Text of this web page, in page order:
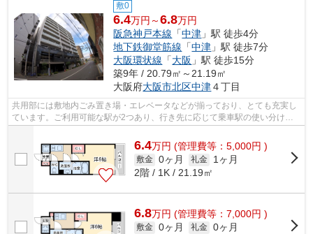
敷0
6.4万円～6.8万円
阪急神戸本線 「中津 」駅 徒歩4分
地下鉄御堂筋線 「中津 」駅 徒歩7分
大阪環状線 「大阪 」駅 徒歩15分
築9年 / 20.79㎡～21.19㎡
大阪府大阪市北区中津４丁目
共用部には敷地内ごみ置き場・エレベータなどが揃っており、とても充実し
ています。ご利用可能な駅が2つあり、行き先に応じて乗車駅の使い分けが
できます。こちらの物件はマンションで...
6.4万円 (管理費等：5,000円 )
敷金 0ヶ月 礼金
1ヶ月
2階 / 1K / 21.19㎡
6.8万円 (管理費等：7,000円 )
敷金 0ヶ月 礼金 0ヶ月